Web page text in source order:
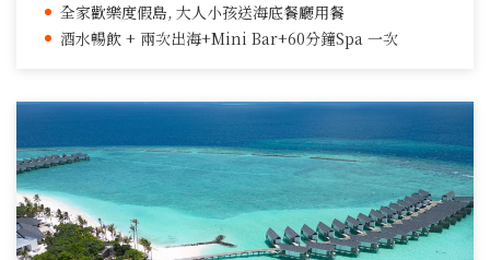
全家歡樂度假島, 大人小孩送海底餐廳用餐
酒水暢飲 + 兩次出海+Mini Bar+60分鐘Spa 一次